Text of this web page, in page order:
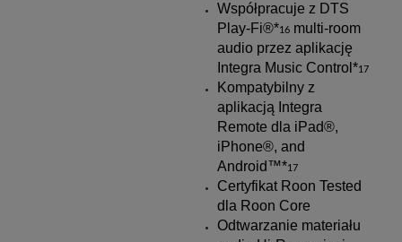
Współpracuje z DTS
Play-Fi®*16multi-room
audio przez aplikację
Integra Music Control*17
Kompatybilny z
aplikacją Integra
Remote dla iPad®,
iPhone®, and
Android™*17
Certyfikat Roon Tested
dla Roon Core
Odtwarzanie materiału